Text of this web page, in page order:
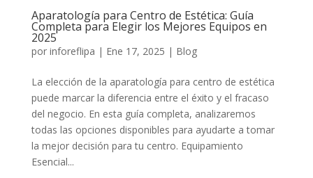
Aparatología para Centro de Estética: Guía
Completa para Elegir los Mejores Equipos en
2025
por inforeflipa | Ene 17, 2025 | Blog
La elección de la aparatología para centro de estética
puede marcar la diferencia entre el éxito y el fracaso
del negocio. En esta guía completa, analizaremos
todas las opciones disponibles para ayudarte a tomar
la mejor decisión para tu centro. Equipamiento
Esencial...